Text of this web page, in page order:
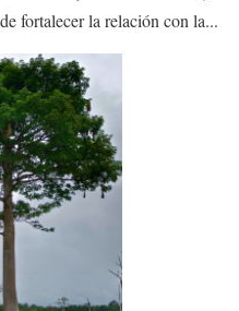
fortalecer la relación con la...